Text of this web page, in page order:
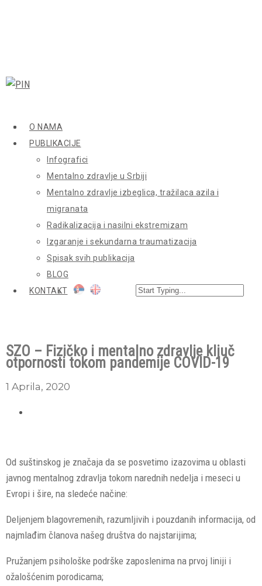
O NAMA
PUBLIKACIJE
Infografici
Mentalno zdravlje u Srbiji
Mentalno zdravlje izbeglica, tražilaca azila i
migranata
Radikalizacija i nasilni ekstremizam
Izgaranje i sekundarna traumatizacija
Spisak svih publikacija
BLOG
KONTAKT
SZO – Fizičko i mentalno zdravlje ključ
otpornosti tokom pandemije COVID-19
1 Aprila, 2020
Od suštinskog je značaja da se posvetimo izazovima u oblasti
javnog mentalnog zdravlja tokom narednih nedelja i meseci u
Evropi i šire, na sledeće načine:
Deljenjem blagovremenih, razumljivih i pouzdanih informacija, od
najmlađim članova našeg društva do najstarijima;
Pružanjem psihološke podrške zaposlenima na prvoj liniji i
ožalošćenim porodicama;